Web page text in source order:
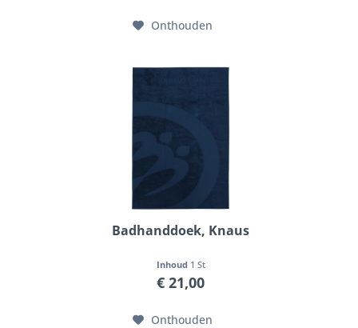
Onthouden
Badhanddoek, Knaus
Inhoud 1 St
€ 21,00
Onthouden